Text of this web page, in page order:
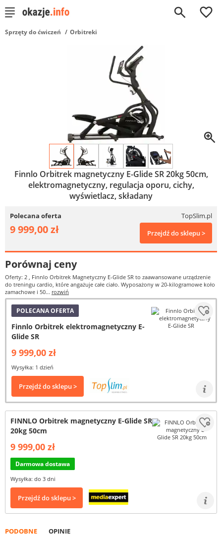
0
Sprzęty do ćwiczeń Orbitreki
Finnlo Orbitrek magnetyczny E-Glide SR 20kg 50cm,
elektromagnetyczny, regulacja oporu, cichy,
wyświetlacz, składany
Polecana oferta TopSlim.pl
9 999,00 zł Przejdź do sklepu >
Porównaj ceny
Oferty: 2 , Finnlo Orbitrek Magnetyczny E-Glide SR to zaawansowane urządzenie
do treningu cardio, które angażuje całe ciało. Wyposażony w 20-kilogramowe koło
zamachowe i 50... rozwiń
POLECANA OFERTA
Finnlo Orbitrek elektromagnetyczny E-
Glide SR
9 999,00 zł
Wysyłka: 1 dzień
Przejdź do sklepu >
FINNLO Orbitrek magnetyczny E-Glide SR
20kg 50cm
9 999,00 zł
Darmowa dostawa
Wysyłka: do 3 dni
Przejdź do sklepu >
PODOBNE OPINIE